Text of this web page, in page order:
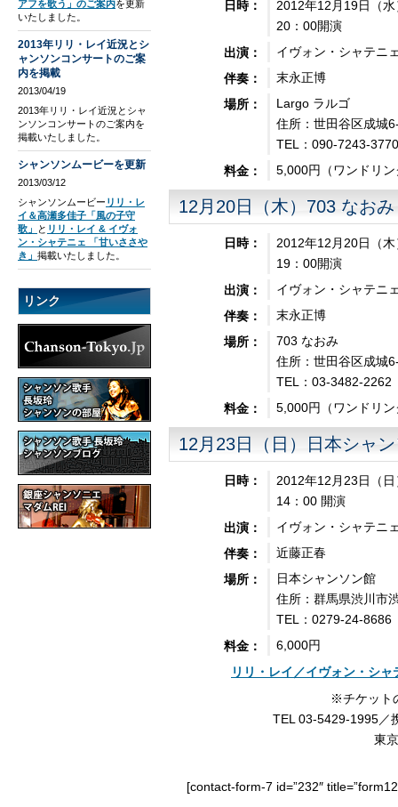
日時：
2012年12月19日（水
20：00開演
出演：
イヴォン・シャテニ
伴奏：
末永正博
場所：
Largo ラルゴ
住所：世田谷区成城
TEL：090-7243-3770
料金：
5,000円（ワンドリ
12月20日（木）703 なおみ
日時：
2012年12月20日（木
19：00開演
出演：
イヴォン・シャテニ
伴奏：
末永正博
場所：
703 なおみ
住所：世田谷区成城
TEL：03-3482-2262
料金：
5,000円（ワンドリ
12月23日（日）日本シャ
日時：
2012年12月23日（日
14：00 開演
出演：
イヴォン・シャテニ
伴奏：
近藤正春
場所：
日本シャンソン館
住所：群馬県渋川市
TEL：0279-24-8686
料金：
6,000円
リリ・レイ／イヴォン・シ
※チケット
TEL 03-5429-1995／
東
[contact-form-7 id=”232″
アフを歌う」のご案内を更新
いたしました。
2013年リリ・レイ近況とシ
ャンソンコンサートのご案
内を掲載
2013/04/19
2013年リリ・レイ近況とシャ
ンソンコンサートのご案内を
掲載いたしました。
シャンソンムービーを更新
2013/03/12
シャンソンムービー リリ・レ
イ＆高瀬多佳子「風の子守
歌」
と リリ・レイ & イヴォ
ン・シャテニェ 「甘いささや
き」 掲載いたしました。
リンク